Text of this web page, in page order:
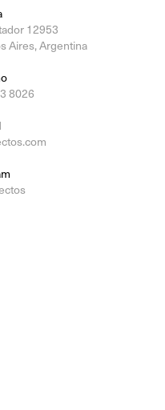
12953
Aires, Argentina
o
8026